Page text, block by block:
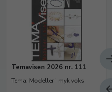
Temavisen 2026 nr. 111
Tema: Modeller i myk voks